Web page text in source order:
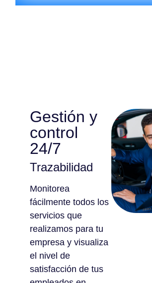
Gestión y
control
24/7
Trazabilidad
Monitorea
fácilmente todos los
servicios que
realizamos para tu
empresa y visualiza
el nivel de
satisfacción de tus